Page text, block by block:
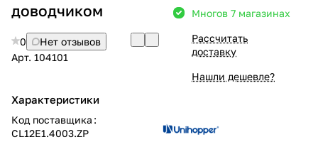
доводчиком
0
Нет отзывов
Арт. 104101
Характеристики
Код поставщика :
CL12E1.4003.ZP
Многов 7 магазинах
Рассчитать
доставку
Нашли дешевле?